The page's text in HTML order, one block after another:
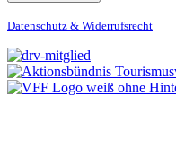
Datenschutz & Widerrufsrecht